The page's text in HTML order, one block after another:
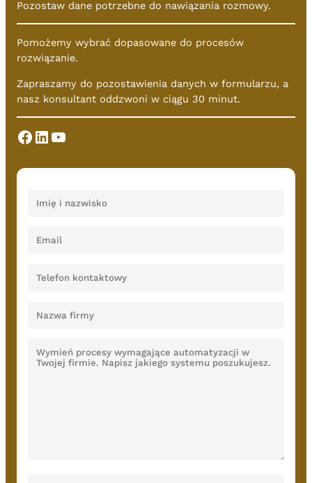
Pozostaw dane potrzebne do nawiązania rozmowy.
Pomożemy wybrać dopasowane do procesów
rozwiązanie.
Zapraszamy do pozostawienia danych w formularzu, a
nasz konsultant oddzwoni w ciągu 30 minut.
Facebook LinkedIn YouTube